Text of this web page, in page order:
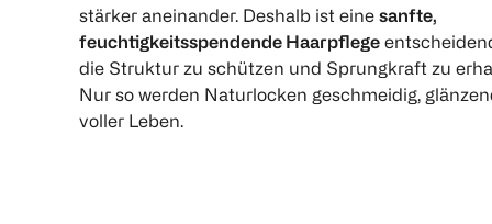
stärker aneinander. Deshalb ist eine sanfte,
feuchtigkeitsspendende Haarpflege
die Struktur zu schützen und Sprungkraft zu
Nur so werden Naturlocken geschmeidig,
voller Leben.